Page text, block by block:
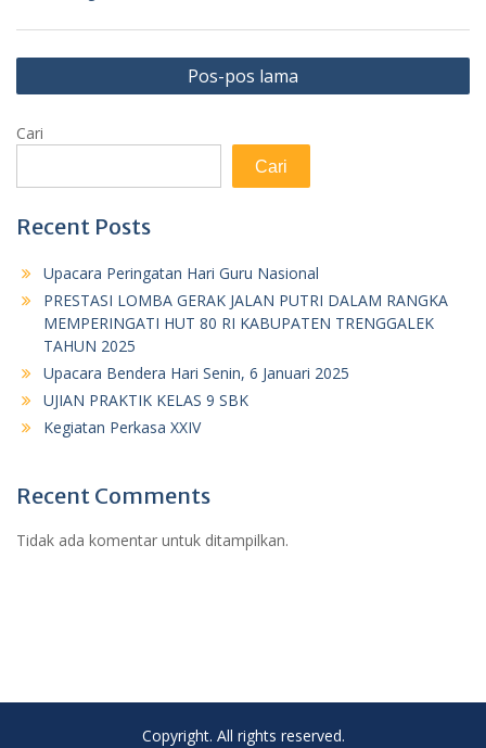
Navigasi
pos
Pos-pos lama
Cari
Cari
Recent Posts
Upacara Peringatan Hari Guru Nasional
PRESTASI LOMBA GERAK JALAN PUTRI DALAM RANGKA
MEMPERINGATI HUT 80 RI KABUPATEN TRENGGALEK
TAHUN 2025
Upacara Bendera Hari Senin, 6 Januari 2025
UJIAN PRAKTIK KELAS 9 SBK
Kegiatan Perkasa XXIV
Recent Comments
Tidak ada komentar untuk ditampilkan.
Copyright. All rights reserved.